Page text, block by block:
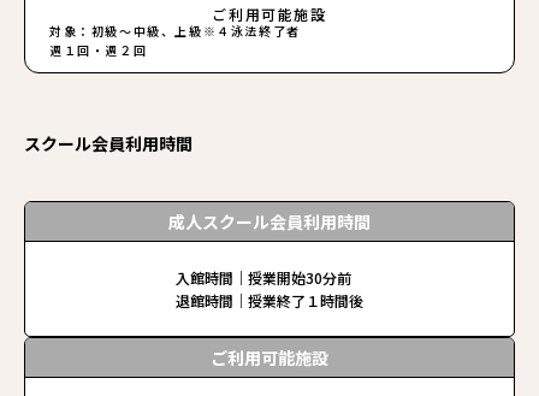
ご利用可能施設
対象：初級〜中級、上級※４泳法終了者
週１回・週２回
スクール会員利用時間
成人スクール会員利用時間
入館時間｜授業開始30分前
退館時間｜授業終了１時間後
ご利用可能施設